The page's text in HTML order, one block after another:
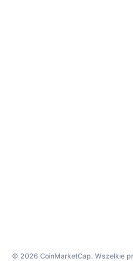
© 2026 CoinMarketCap. Wszelkie